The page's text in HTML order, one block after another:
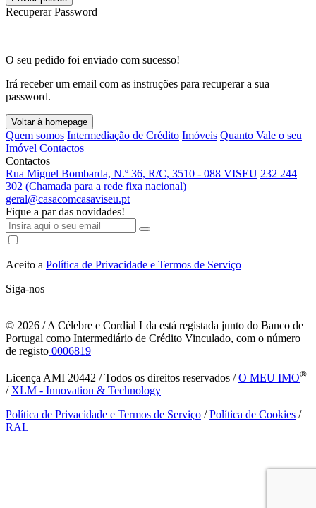
Recuperar Password
O seu pedido foi enviado com sucesso!
Irá receber um email com as instruções para recuperar a sua
password.
Voltar à homepage
Quem somos Intermediação de Crédito Imóveis Quanto Vale o seu
Imóvel Contactos
Contactos
Rua Miguel Bombarda, N.º 36, R/C, 3510 - 088 VISEU 232 244
302 (Chamada para a rede fixa nacional)
geral@casacomcasaviseu.pt
Fique a par das novidades!
Aceito a Política de Privacidade e Termos de Serviço
Siga-nos
© 2026 / A Célebre e Cordial Lda está registada junto do Banco de
Portugal como Intermediário de Crédito Vinculado, com o número
de registo 0006819
Licença AMI 20442 / Todos os direitos reservados /O MEU IMO®
/ XLM - Innovation & Technology
Política de Privacidade e Termos de Serviço /Política de Cookies /
RAL